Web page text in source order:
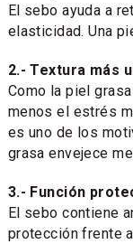
El sebo ayuda a
elasticidad. Una
2.- Textura más
Como la piel
menos el estrés
es uno de los
grasa envejece
3.- Función
El sebo contiene
protección frente